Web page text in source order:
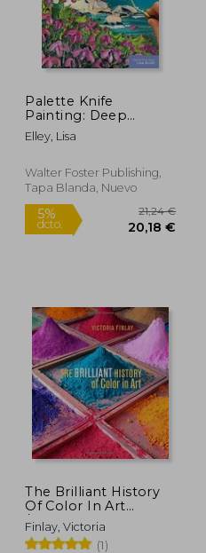
dcto.
5%
dcto.
Palette Knife
Painting: Deep
Impasto: Paint
Beautiful
Palette Knife and the
Impasto Technique
Inglés)
Elley, Lisa
Walter Foster Publishing,
Tapa Blanda, Nuevo
The Brilliant History
Of Color In Art
/anglais (en Inglés)
Finlay, Victoria
(1)